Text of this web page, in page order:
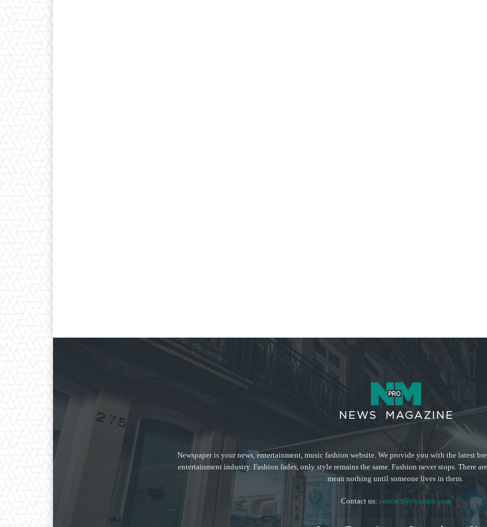
Newspaper is your news, entertainment, music fashion website. We provide you with the latest
entertainment industry. Fashion fades, only style remains the same. Fashion never stops. There
mean nothing until someone lives in them.
Contact us: contact@yoursite.com